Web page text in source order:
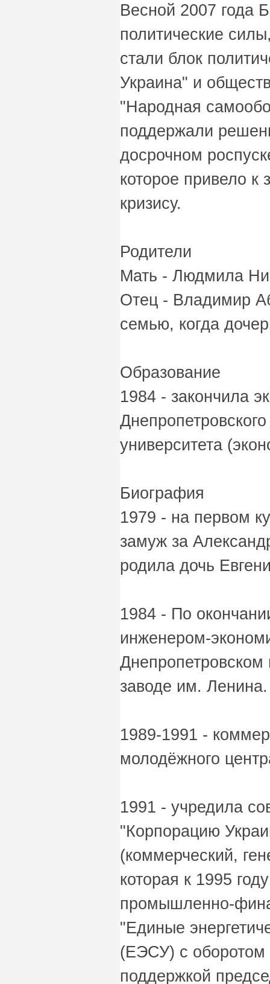
Весной 2007 года
политические
стали блок
Украина" и
"Народная
поддержали
досрочном
которое привело к
кризису.
Родители
Мать - Людмила
Отец - Владимир
семью, когда
Образование
1984 - закончила
университета
Биография
1979 - на первом
замуж за
родила дочь
1984 - По
инженером-
заводе им. Ленина.
1989-1991 -
молодёжного
1991 - учредила
"Корпорацию
(коммерческий,
которая к 1995
промышленно-
"Единые
(ЕЭСУ) с оборотом
поддержкой